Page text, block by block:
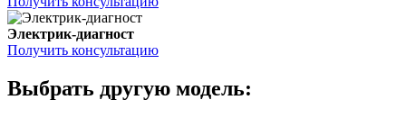
Электрик-диагност
Получить консультацию
Выбрать другую модель: